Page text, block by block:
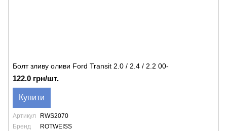
Болт зливу оливи Ford Transit 2.0 / 2.4 / 2.2 00-
122.0 грн/шт.
Купити
Артикул
RWS2070
Бренд
ROTWEISS